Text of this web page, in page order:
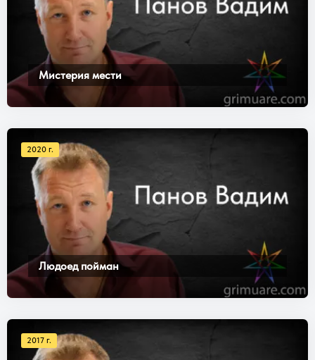
Мистерия мести
2020 г.
Людоед пойман
2017 г.